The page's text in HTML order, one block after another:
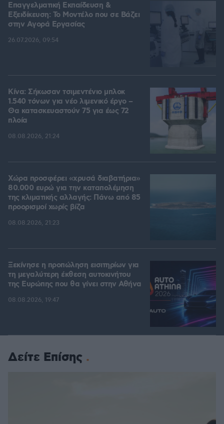
Επαγγελματική Εκπαίδευση &
Εξειδίκευση: Το Mοντέλο που σε Bάζει
στην Aγορά Eργασίας
26.07.2026, 09:54
Κίνα: Σήκωσαν τσιμεντένιο μπλοκ
1.540 τόνων για νέο λιμενικό έργο –
Θα κατασκευαστούν 75 για έως 72
πλοία
08.08.2026, 21:24
Χώρα προσφέρει «χρυσά διαβατήρια»
80.000 ευρώ για την καταπολέμηση
της κλιματικής αλλαγής: Πάνω από 85
προορισμοί χωρίς βίζα
08.08.2026, 21:23
Ξεκίνησε η προπώληση εισιτηρίων για
τη μεγαλύτερη έκθεση αυτοκινήτου
της Ευρώπης που θα γίνει στην Αθήνα
08.08.2026, 19:47
Δείτε Επίσης